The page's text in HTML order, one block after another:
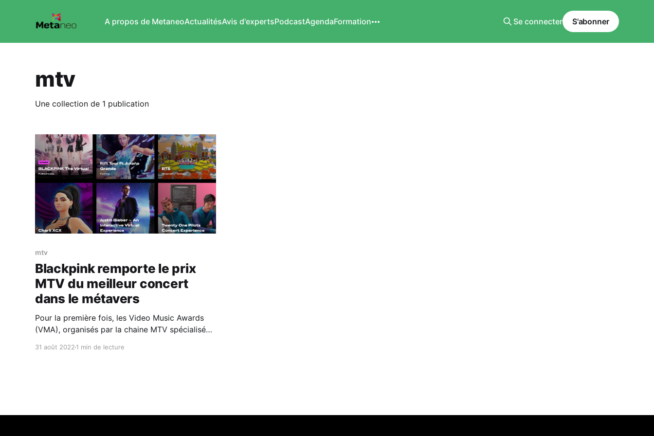
A propos de MetaneoActualitésAvis d'expertsPodcastAgendaFormation Se connecter S'abonner
mtv
Une collection de 1 publication
mtv
Blackpink remporte le prix
MTV du meilleur concert
dans le métavers
Pour la première fois, les Video Music Awards
(VMA), organisés par la chaine MTV spécialisée
31 août 2022 1 min de lecture